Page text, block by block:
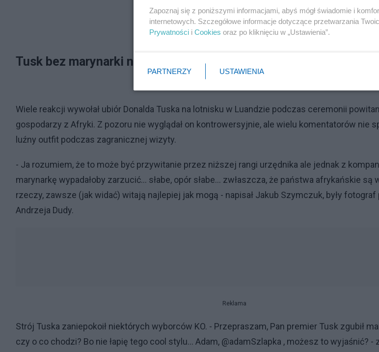
Tusk bez marynarki na oficjalnym powitaniu
Wiele reakcji wywołał ubiór Donalda Tuska na lotnisku w Luandzie podczas ceremonii
gospodarzy z Afryki. Z pozoru nie wyglądał on kontrowersyjnie, ale wielu komentatorów nie
luźny outfit podczas zagranicznej wizyty.
- Ja rozumiem, że to może być przywitanie przez niższej rangi urzędnika ale jednak z
marynarkę wypadałoby zarzucić… słabe, opór słabe… zwłaszcza, że państwa afrykańskie są
rzeczy, zawsze (jak widać) witają najlepiej jak mogą - napisał Jakub Szymczuk, były
Andrzeja Dudy.
Reklama
Strój Tuska zaniepokoił niektórych wyborców KO. - Przepraszam, Pan premier Tusk zgubił
czy o co chodzi? Bo nie łapię tego cool stylu... Adam, @adamSzlapka , możesz to wyjaśnić? -
Zapoznaj się z poniższymi informacjami, abyś mógł świadomie i
internetowych. Szczegółowe informacje dotyczące przetwarzania
Prywatności i Cookies oraz po kliknięciu w „Ustawienia”.
PARTNERZY USTAWIENIA